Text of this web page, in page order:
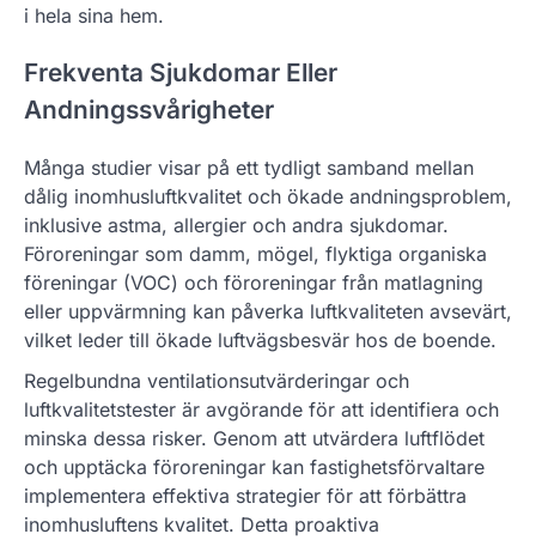
i hela sina hem.
Frekventa Sjukdomar Eller
Andningssvårigheter
Många studier visar på ett tydligt samband mellan
dålig inomhusluftkvalitet och ökade andningsproblem,
inklusive astma, allergier och andra sjukdomar.
Föroreningar som damm, mögel, flyktiga organiska
föreningar (VOC) och föroreningar från matlagning
eller uppvärmning kan påverka luftkvaliteten avsevärt,
vilket leder till ökade luftvägsbesvär hos de boende.
Regelbundna ventilationsutvärderingar och
luftkvalitetstester är avgörande för att identifiera och
minska dessa risker. Genom att utvärdera luftflödet
och upptäcka föroreningar kan fastighetsförvaltare
implementera effektiva strategier för att förbättra
inomhusluftens kvalitet. Detta proaktiva